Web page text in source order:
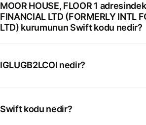
MOOR HOUSE, FLOOR 1
FINANCIAL LTD (FORMERLY INTL
LTD) kurumunun Swift kodu nedir?
IGLUGB2LCOI nedir?
Swift kodu nedir?